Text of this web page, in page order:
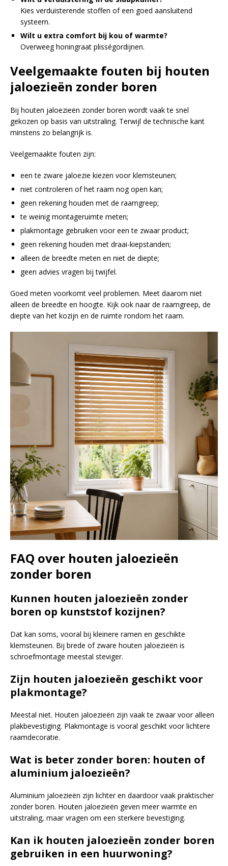
Kies verduisterende stoffen of een goed aansluitend
systeem.
Wilt u extra comfort bij kou of warmte?
Overweeg honingraat plisségordijnen.
Veelgemaakte fouten bij houten
jaloezieën zonder boren
Bij houten jaloezieën zonder boren wordt vaak te snel
gekozen op basis van uitstraling. Terwijl de technische kant
minstens zo belangrijk is.
Veelgemaakte fouten zijn:
een te zware jaloezie kiezen voor klemsteunen;
niet controleren of het raam nog open kan;
geen rekening houden met de raamgreep;
te weinig montageruimte meten;
plakmontage gebruiken voor een te zwaar product;
geen rekening houden met draai-kiepstanden;
alleen de breedte meten en niet de diepte;
geen advies vragen bij twijfel.
Goed meten voorkomt veel problemen. Meet daarom niet
alleen de breedte en hoogte. Kijk ook naar de raamgreep, de
diepte van het kozijn en de ruimte rondom het raam.
FAQ over houten jaloezieën
zonder boren
Kunnen houten jaloezieën zonder
boren op kunststof kozijnen?
Dat kan soms, vooral bij kleinere ramen en geschikte
klemsteunen. Bij brede of zware houten jaloezieën is
schroefmontage meestal steviger.
Zijn houten jaloezieën geschikt voor
plakmontage?
Meestal niet. Houten jaloezieën zijn vaak te zwaar voor alleen
plakbevestiging. Plakmontage is vooral geschikt voor lichtere
raamdecoratie.
Wat is beter zonder boren: houten of
aluminium jaloezieën?
Aluminium jaloezieën zijn lichter en daardoor vaak praktischer
zonder boren. Houten jaloezieën geven meer warmte en
uitstraling, maar vragen om een sterkere bevestiging.
Kan ik houten jaloezieën zonder boren
gebruiken in een huurwoning?